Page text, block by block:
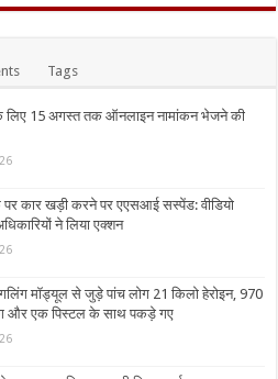
Tags
लिए 15 अगस्त तक ऑनलाइन नामांकन भेजने की
कार खड़ी करने पर एएसआई सस्पेंड: वीडियो
ने लिया एक्शन
मॉड्यूल से जुड़े पांच लोग 21 किलो हेरोइन, 970
और एक पिस्टल के साथ पकड़े गए